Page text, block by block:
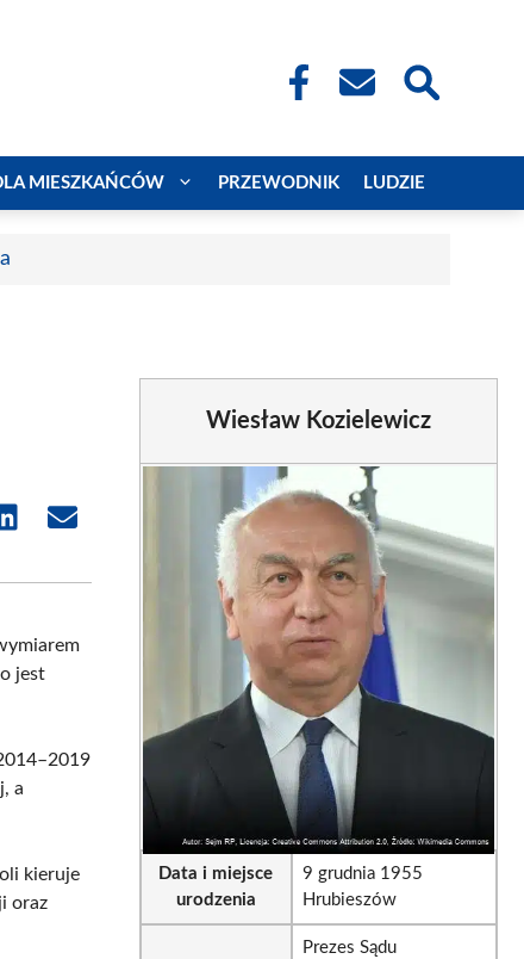
MIESZKAŃCÓW PRZEWODNIK LUDZIE
Share Share
jest
a
kieruje
oraz
Wiesław Kozielewicz
Data i miejsce
urodzenia
9 grudnia 1955
Hrubieszów
Prezes Sądu